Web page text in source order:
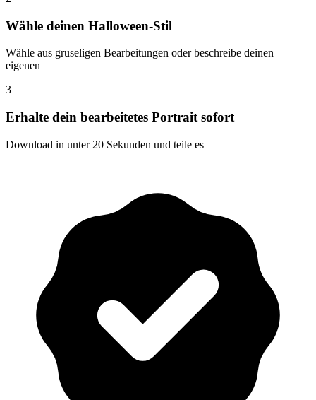
Wähle deinen Halloween-Stil
Wähle aus gruseligen Bearbeitungen oder beschreibe deinen
eigenen
3
Erhalte dein bearbeitetes Portrait sofort
Download in unter 20 Sekunden und teile es